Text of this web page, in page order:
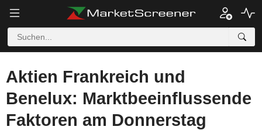
Aktien Frankreich und
Benelux: Marktbeeinflussende
Faktoren am Donnerstag